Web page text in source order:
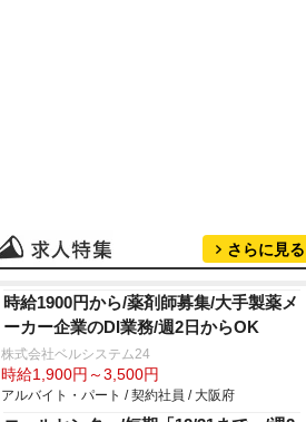
さらに見る
時給1900円から/薬剤師募集/大手製薬メ
ーカー企業のDI業務/週2日からOK
株式会社ベルシステム24
時給1,900円～3,500円
アルバイト・パート / 契約社員 / 大阪府